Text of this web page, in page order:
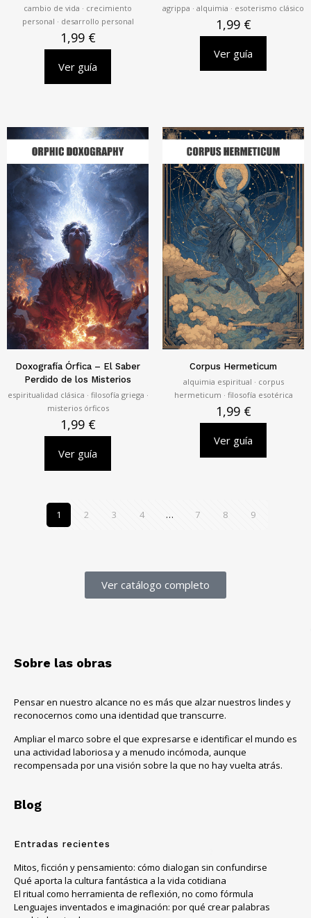
cambio de vida · crecimiento
personal · desarrollo personal
1,99 €
Ver guía
agrippa · alquimia · esoterismo clásico
1,99 €
Ver guía
Doxografía Órfica – El Saber
Perdido de los Misterios
espiritualidad clásica · filosofía griega ·
misterios órficos
1,99 €
Ver guía
Corpus Hermeticum
alquimia espiritual · corpus
hermeticum · filosofía esotérica
1,99 €
Ver guía
1 2 3 4 … 7 8 9
Ver catálogo completo
Sobre las obras
Pensar en nuestro alcance no es más que alzar nuestros lindes y
reconocernos como una identidad que transcurre.
Ampliar el marco sobre el que expresarse e identificar el mundo es
una actividad laboriosa y a menudo incómoda, aunque
recompensada por una visión sobre la que no hay vuelta atrás.
Blog
Entradas recientes
Mitos, ficción y pensamiento: cómo dialogan sin confundirse
Qué aporta la cultura fantástica a la vida cotidiana
El ritual como herramienta de reflexión, no como fórmula
Lenguajes inventados e imaginación: por qué crear palabras